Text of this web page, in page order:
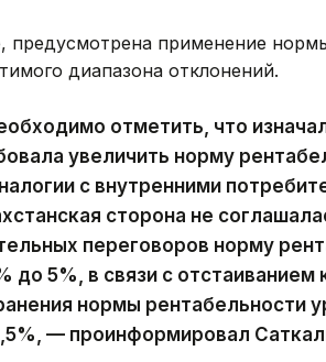
предусмотрена применение
диапазона отклонений.
отметить, что
увеличить норму
с внутренними
сторона не
переговоров норму
до 5%, в связи с отстаиванием
нормы рентабельности
— проинформировал